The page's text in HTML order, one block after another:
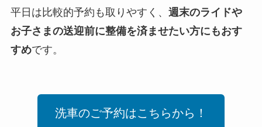
平日は比較的予約も取りやすく、 週末のライドや
お子さまの送迎前に整備を済ませたい方にもおす
すめです。
洗車のご予約はこちらから！